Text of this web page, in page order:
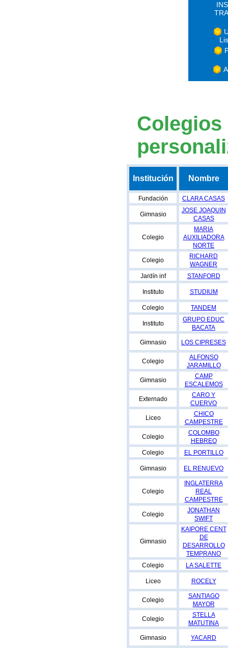
Colegios
Institución Nombre
Fundación CLARA CASAS
Gimnasio
JOSE JOAQUIN
CASAS
Colegio
MARIA
AUXILIADORA
NORTE
Colegio
RICHARD
WAGNER
Jardín inf
STANFORD
Instituto STUDIUM
Colegio TANDEM
Instituto
GRUPO EDUC
BACATA
Gimnasio LOS CIPRESES
Colegio
ALFONSO
JARAMILLO
Gimnasio
CAMP
ESCALEMOS
Externado
CARO Y
CUERVO
Liceo
CHICO
CAMPESTRE
Colegio
COLOMBO
HEBREO
Colegio
EL PORTILLO
Gimnasio EL RENUEVO
Colegio
INGLATERRA
REAL
CAMPESTRE
Colegio
JONATHAN
SWIFT
Gimnasio
KAIPORE CENT
DE
DESARROLLO
TEMPRANO
Colegio
LA SALETTE
Liceo ROCELY
Colegio
SANTIAGO
MAYOR
Colegio
STELLA
MATUTINA
Gimnasio YACARD